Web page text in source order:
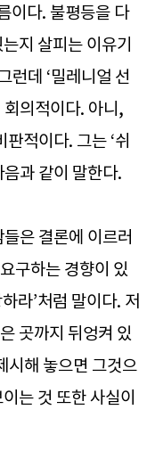
이다. 불평등을 다
지 살피는 이유기
런데 ‘밀레니얼 선
회의적이다. 아니,
적이다. 그는 ‘쉬
과 같이 말한다.
은 결론에 이르러
구하는 경향이 있
라’처럼 말이다. 저
곳까지 뒤엉켜 있
시해 놓으면 그것으
는 것 또한 사실이